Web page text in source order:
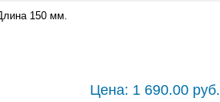
150 мм.
Цена: 1 690.00 руб.